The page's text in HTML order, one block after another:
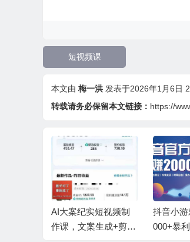
短视频课
本文由 梅一洪 发表于2026年1月6日
转载请务必保留本文链接： https://
AI大案纪实短视频制
作课，文案生成+剪辑
抖音小
000+暴